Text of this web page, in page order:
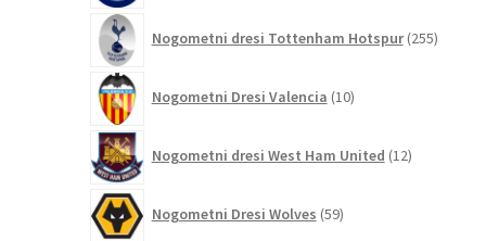
Nogometni dresi Tottenham Hotspur 255
Nogometni Dresi Valencia 10izdelkov
Nogometni dresi West Ham United 12izdelkov
Nogometni Dresi Wolves 59izdelkov